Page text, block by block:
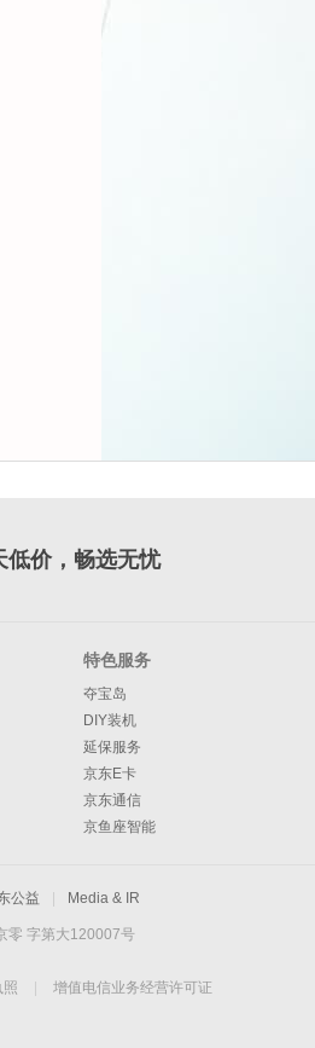
低价，畅选无忧
特色服务
夺宝岛
DIY装机
延保服务
京东E卡
京东通信
京鱼座智能
公益 Media & IR
零 字第大120007号
照
增值电信业务经营许可证